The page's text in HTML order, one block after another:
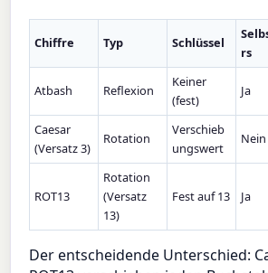
Chiffre Typ Schlüssel
rs
Atbash Reflexion
Keiner
(fest)
Ja
Caesar
(Versatz 3)
Rotation
Verschieb
ungswert
Nein
ROT13
Rotation
(Versatz
13)
Fest auf 13 Ja
Der entscheidende Unterschied: